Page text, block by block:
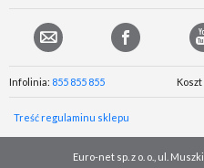
Infolinia: 855 855 855
Treść regulaminu sklepu
Euro-net sp. z o. o., ul.